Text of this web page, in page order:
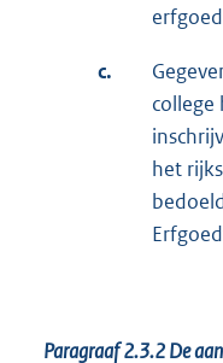
c.
college
het
Paragraaf 2.3.2De